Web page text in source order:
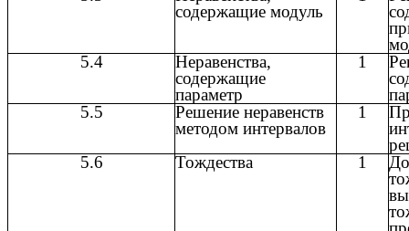
содержащие модуль
5.4
Неравенства,
содержащие
параметр
1
5.5
Решение неравенств
методом интервалов
1
5.6
Тождества 1